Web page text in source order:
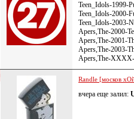
Teen_Idols-1999-
Teen_Idols-2000-
Teen_Idols-2003-
Apers,The-2000-
Apers,The-2001-
Apers,The-2003-
Apers,The-
Randle [москов
вчера еще залил: